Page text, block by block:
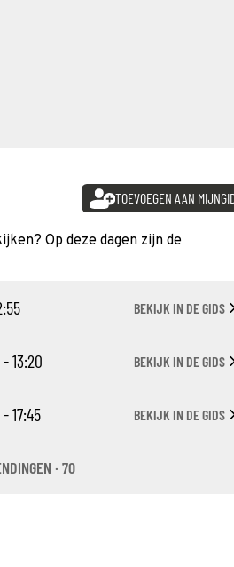
TOEVOEGEN AAN
Op deze dagen zijn de
BEKIJK IN DE GIDS
- 13:20 BEKIJK IN DE GIDS
17:45 BEKIJK IN DE GIDS
· 70